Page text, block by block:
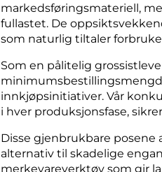
markedsføringsmateriell,
fullastet. De
som naturlig tiltaler
Som en pålitelig
innkjøpsinitiativer. Vår
i hver produksjonsfase,
Disse gjenbrukbare
alternativ til skadelige
merkevareverktøy som gir